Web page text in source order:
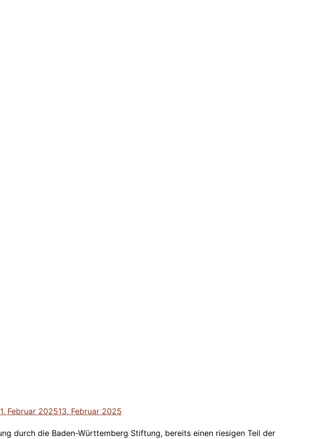
Veröffentlicht
1. Februar 202513. Februar 2025
durch die Baden-Württemberg Stiftung, bereits einen riesigen Teil der